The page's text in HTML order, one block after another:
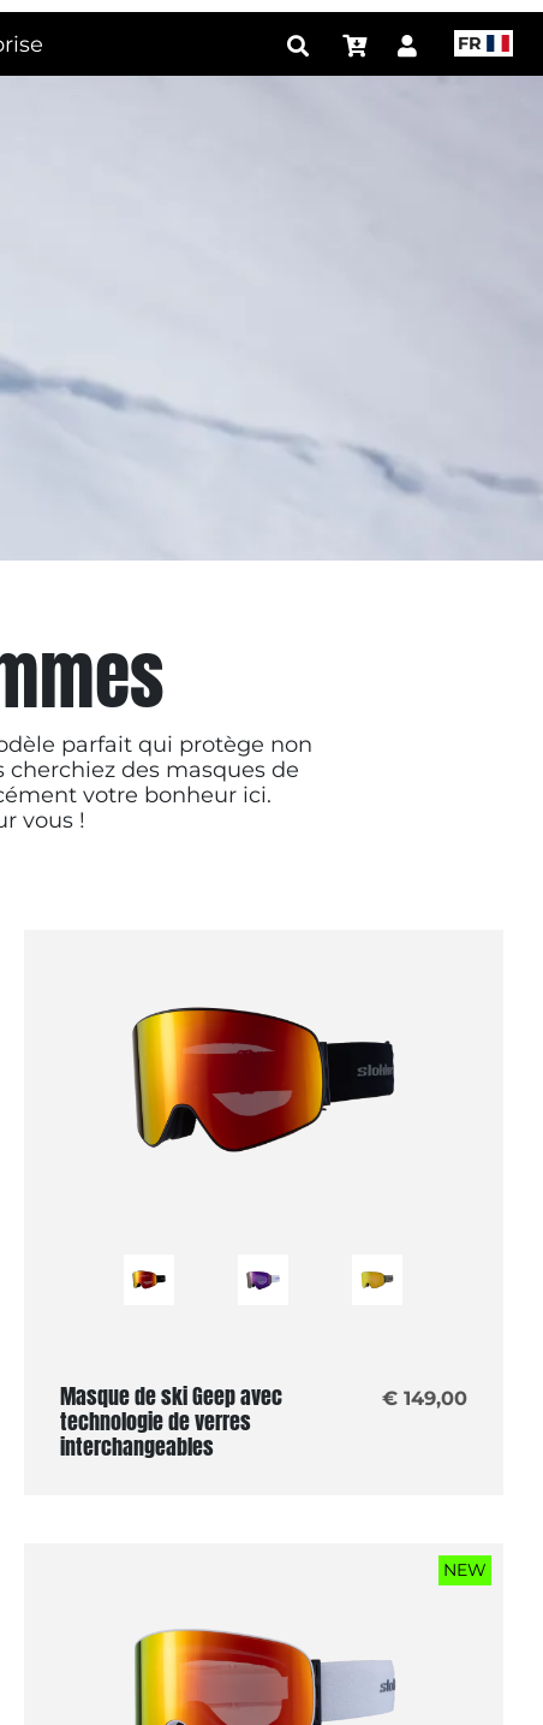
FR
parfait qui protège non
cherchiez des masques de
votre bonheur ici.
vous !
Masque de ski Geep avec
technologie de verres
interchangeables
€ 149,00
NEW